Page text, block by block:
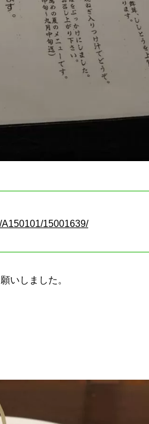
15001639/
いしました。